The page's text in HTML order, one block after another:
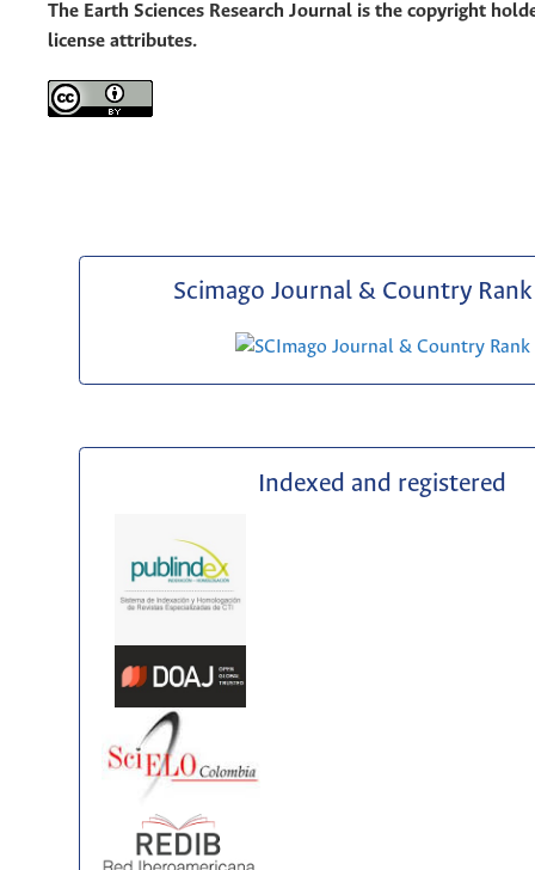
The Earth Sciences Research Journal is the copyright
license attributes.
Scimago Journal & Country Rank
Indexed and registered